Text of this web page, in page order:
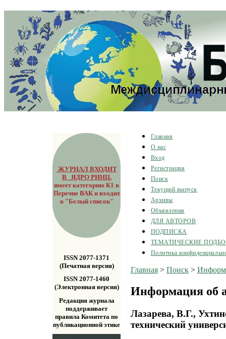
ЖУРНАЛ ВХОДИТ
В ЯДРО РИНЦ,
имеет категорию К1 в
Перечне ВАК и входит
в "Белый список"
ISSN 2077-1371
(Печатная версия)
ISSN 2077-1460
(Электронная версия)
Редакция журнала
поддерживает
правила Комитета по
публикационной этике
Главная
О нас
Вход
Регистрация
Поиск
Текущий выпуск
Архивы
Объявления
ДЛЯ АВТОРОВ
ПОДПИСКА
ТЕМАТИЧЕСКИЕ
Политика
Главная> Поиск>
Информация об
Лазарева, В.Г.,
технический